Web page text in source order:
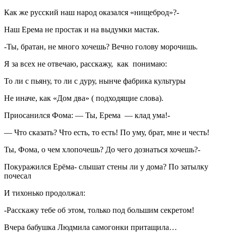
Как же русский наш народ оказался «нищеброд»?-
Наш Ерема не простак и на выдумки мастак.
-Ты, братан, не много хочешь? Вечно голову морочишь.
Я за всех не отвечаю, расскажу, как понимаю:
То ли с пьяну, то ли с дуру, нынче фабрика культуры
Не иначе, как «Дом два» ( подходящие слова).
Приосанился Фома: — Ты, Ерема — клад ума!-
— Что сказать? Что есть, то есть! По уму, брат, мне и честь!
Ты, Фома, о чем хлопочешь? До чего дознаться хочешь?-
Покуражился Ерёма- слышат стены ли у дома? По затылку
почесал
И тихонько продолжал:
-Расскажу тебе об этом, только под большим секретом!
Вчера бабушка Людмила самогонки притащила…